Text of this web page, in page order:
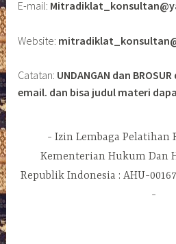
E-mail:
Website:
Catatan: UNDANGAN dan
email. dan bisa judul materi
Izin Lembaga Pelatihan
Kementerian Hukum Dan
Republik Indonesia : AHU-